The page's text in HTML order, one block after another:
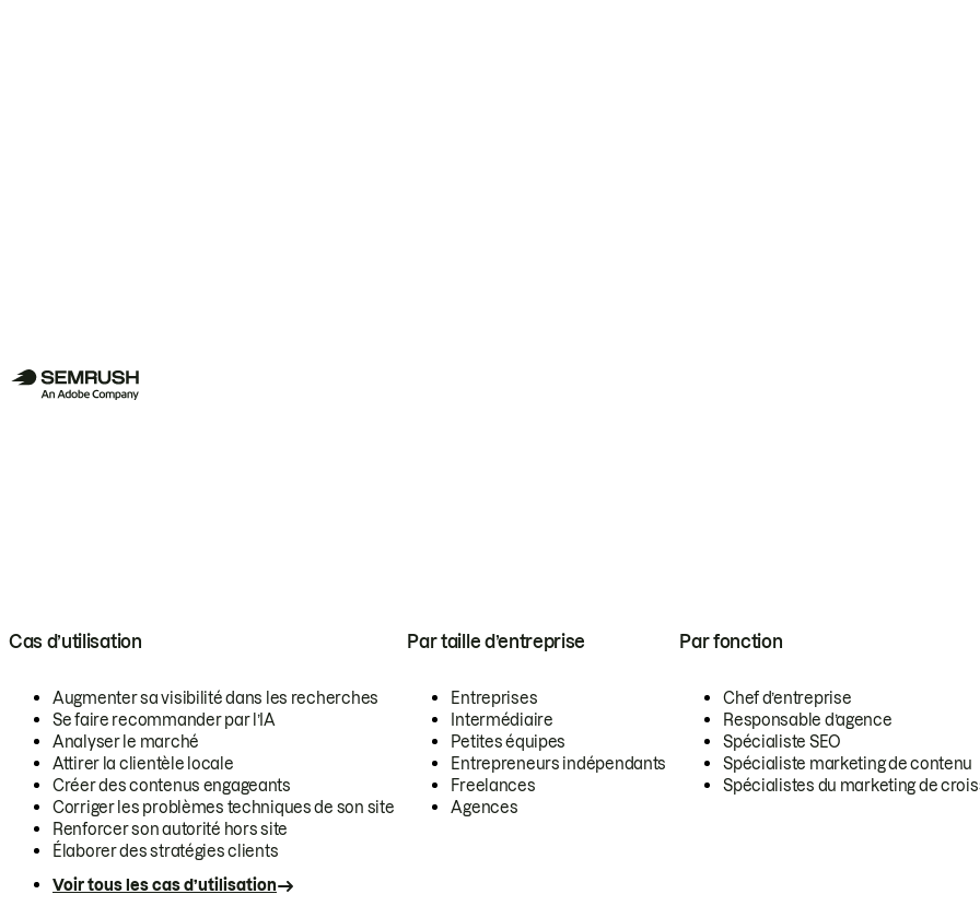
Cas d’utilisation
Augmenter sa visibilité dans les recherches
Se faire recommander par l’IA
Analyser le marché
Attirer la clientèle locale
Créer des contenus engageants
Corriger les problèmes techniques de son site
Renforcer son autorité hors site
Élaborer des stratégies clients
Voir tous les cas d’utilisation
Par taille d’entreprise
Entreprises
Intermédiaire
Petites équipes
Entrepreneurs indépendants
Freelances
Agences
Par fonction
Chef d’entreprise
Responsable d’agence
Spécialiste SEO
Spécialiste marketing de contenu
Spécialistes du marketing de